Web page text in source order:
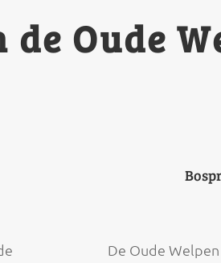
de Oude
De Oude